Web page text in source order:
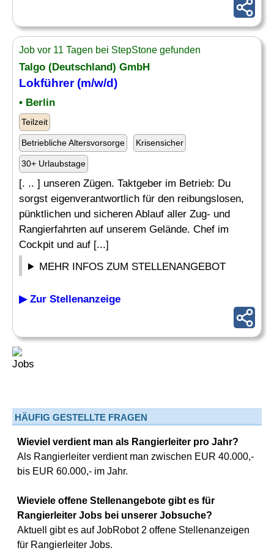
Job vor 11 Tagen bei StepStone gefunden
Talgo (Deutschland) GmbH
Lokführer (m/w/d)
• Berlin
Teilzeit
Betriebliche Altersvorsorge Krisensicher
30+ Urlaubstage
[. .. ] unseren Zügen. Taktgeber im Betrieb: Du
sorgst eigenverantwortlich für den reibungslosen,
pünktlichen und sicheren Ablauf aller Zug- und
Rangierfahrten auf unserem Gelände. Chef im
Cockpit und auf [...]
MEHR INFOS ZUM STELLENANGEBOT
▶ Zur Stellenanzeige
HÄUFIG GESTELLTE FRAGEN
Wieviel verdient man als Rangierleiter pro Jahr?
Als Rangierleiter verdient man zwischen EUR 40.000,-
bis EUR 60.000,- im Jahr.
Wieviele offene Stellenangebote gibt es für
Rangierleiter Jobs bei unserer Jobsuche?
Aktuell gibt es auf JobRobot 2 offene Stellenanzeigen
für Rangierleiter Jobs.